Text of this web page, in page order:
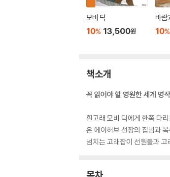
모비 딕
10% 13,500원
바람
10%
책소개
꼭 읽어야 할 영원한 세계 명작
흰고래 모비 딕에게 한쪽 다
은 에이허브 선장의 집념과
넘치는 고래잡이 선원들과